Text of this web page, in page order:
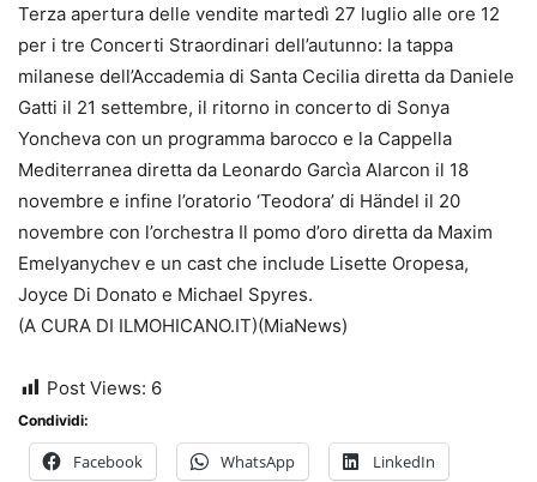
Terza apertura delle vendite martedì 27 luglio alle ore 12
per i tre Concerti Straordinari dell’autunno: la tappa
milanese dell’Accademia di Santa Cecilia diretta da Daniele
Gatti il 21 settembre, il ritorno in concerto di Sonya
Yoncheva con un programma barocco e la Cappella
Mediterranea diretta da Leonardo Garcìa Alarcon il 18
novembre e infine l’oratorio ‘Teodora’ di Händel il 20
novembre con l’orchestra Il pomo d’oro diretta da Maxim
Emelyanychev e un cast che include Lisette Oropesa,
Joyce Di Donato e Michael Spyres.
(A CURA DI ILMOHICANO.IT)(MiaNews)
Post Views: 6
Condividi:
Facebook WhatsApp LinkedIn